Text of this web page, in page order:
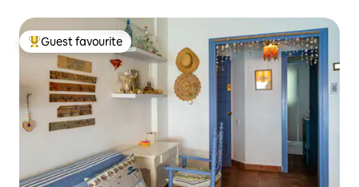
Top guest favourite
Guest favourite